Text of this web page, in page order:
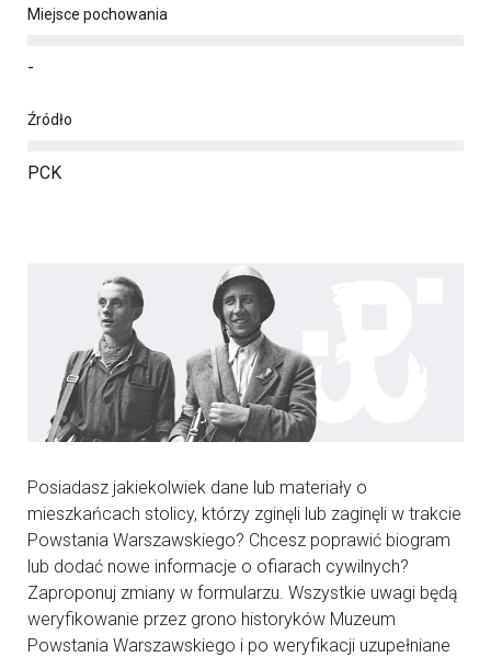
Miejsce pochowania
-
Źródło
PCK
Posiadasz jakiekolwiek dane lub materiały o
mieszkańcach stolicy, którzy zginęli lub zaginęli w trakcie
Powstania Warszawskiego? Chcesz poprawić biogram
lub dodać nowe informacje o ofiarach cywilnych?
Zaproponuj zmiany w formularzu. Wszystkie uwagi będą
weryfikowanie przez grono historyków Muzeum
Powstania Warszawskiego i po weryfikacji uzupełniane